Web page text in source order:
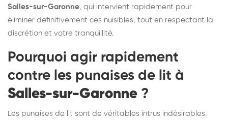
Salles-sur-Garonne, qui intervient rapidement pour
éliminer définitivement ces nuisibles, tout en respectant la
discrétion et votre tranquillité.
Pourquoi agir rapidement
contre les punaises de lit à
Salles-sur-Garonne ?
Les punaises de lit sont de véritables intrus indésirables.